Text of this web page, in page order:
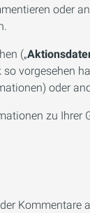
oder
(„
vorgesehen
oder
zu Ihrer
Kommentare